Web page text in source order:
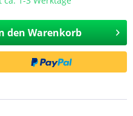
den Warenkorb